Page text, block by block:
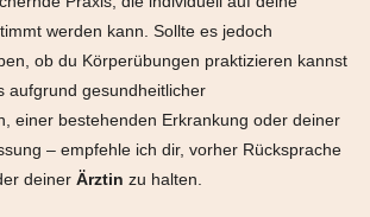
werden kann. Sollte es jedoch
ob du Körperübungen praktizieren kannst
aufgrund gesundheitlicher
einer bestehenden Erkrankung oder deiner
– empfehle ich dir, vorher Rücksprache
deiner Ärztin zu halten.